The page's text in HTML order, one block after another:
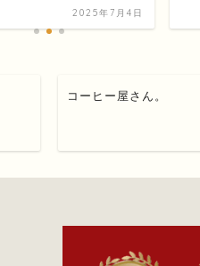
2025年7月4日
コーヒー屋さん。